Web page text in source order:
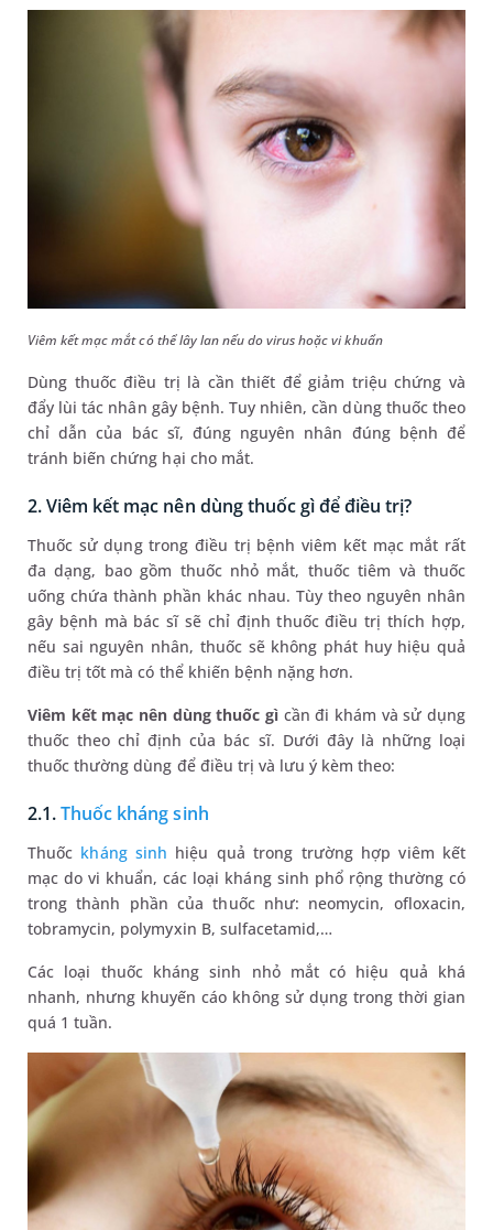
Viêm kết mạc mắt có thể lây lan nếu do virus hoặc vi khuẩn
Dùng thuốc điều trị là cần thiết để giảm triệu chứng và
đẩy lùi tác nhân gây bệnh. Tuy nhiên, cần dùng thuốc theo
chỉ dẫn của bác sĩ, đúng nguyên nhân đúng bệnh để
tránh biến chứng hại cho mắt.
2. Viêm kết mạc nên dùng thuốc gì để điều trị?
Thuốc sử dụng trong điều trị bệnh viêm kết mạc mắt rất
đa dạng, bao gồm thuốc nhỏ mắt, thuốc tiêm và thuốc
uống chứa thành phần khác nhau. Tùy theo nguyên nhân
gây bệnh mà bác sĩ sẽ chỉ định thuốc điều trị thích hợp,
nếu sai nguyên nhân, thuốc sẽ không phát huy hiệu quả
điều trị tốt mà có thể khiến bệnh nặng hơn.
Viêm kết mạc nên dùng thuốc gì cần đi khám và sử dụng
thuốc theo chỉ định của bác sĩ. Dưới đây là những loại
thuốc thường dùng để điều trị và lưu ý kèm theo:
2.1.Thuốc kháng sinh
Thuốc kháng sinh hiệu quả trong trường hợp viêm kết
mạc do vi khuẩn, các loại kháng sinh phổ rộng thường có
trong thành phần của thuốc như: neomycin, ofloxacin,
tobramycin, polymyxin B, sulfacetamid,…
Các loại thuốc kháng sinh nhỏ mắt có hiệu quả khá
nhanh, nhưng khuyến cáo không sử dụng trong thời gian
quá 1 tuần.